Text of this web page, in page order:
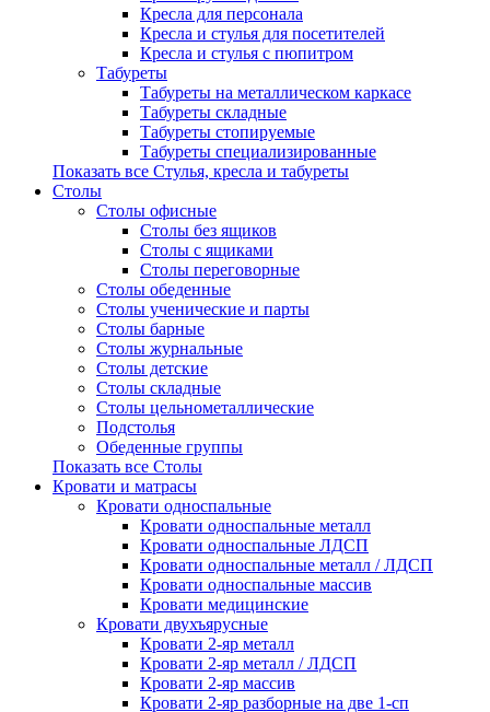
Кресла для персонала
Кресла и стулья для посетителей
Кресла и стулья с пюпитром
Табуреты
Табуреты на металлическом каркасе
Табуреты складные
Табуреты стопируемые
Табуреты специализированные
Показать все Стулья, кресла и табуреты
Столы
Столы офисные
Столы без ящиков
Столы с ящиками
Столы переговорные
Столы обеденные
Столы ученические и парты
Столы барные
Столы журнальные
Столы детские
Столы складные
Столы цельнометаллические
Подстолья
Обеденные группы
Показать все Столы
Кровати и матрасы
Кровати односпальные
Кровати односпальные металл
Кровати односпальные ЛДСП
Кровати односпальные металл / ЛДСП
Кровати односпальные массив
Кровати медицинские
Кровати двухъярусные
Кровати 2-яр металл
Кровати 2-яр металл / ЛДСП
Кровати 2-яр массив
Кровати 2-яр разборные на две 1-сп